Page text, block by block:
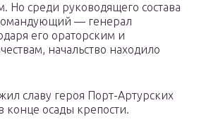
Но среди руководящего состава
— генерал
его ораторским и
начальство находило
славу героя Порт-Артурских
конце осады крепости.